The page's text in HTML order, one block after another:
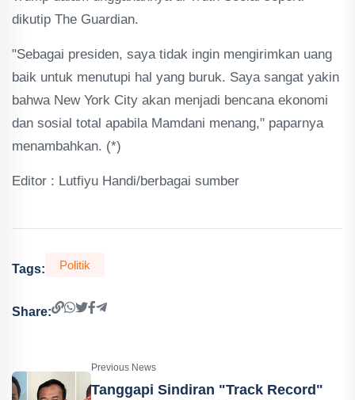
dikutip The Guardian.
"Sebagai presiden, saya tidak ingin mengirimkan uang
baik untuk menutupi hal yang buruk. Saya sangat yakin
bahwa New York City akan menjadi bencana ekonomi
dan sosial total apabila Mamdani menang," paparnya
menambahkan. (*)
Editor : Lutfiyu Handi/berbagai sumber
Tags: Politik
Share:
Previous News
Tanggapi Sindiran "Track Record"